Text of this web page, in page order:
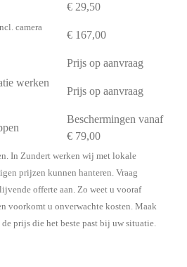
€ 29,50
camera
€ 167,00
Prijs op aanvraag
werken
Prijs op aanvraag
Beschermingen vanaf
€ 79,00
In Zundert werken wij met lokale
prijzen kunnen hanteren. Vraag
offerte aan. Zo weet u vooraf
voorkomt u onverwachte kosten. Maak
prijs die het beste past bij uw situatie.